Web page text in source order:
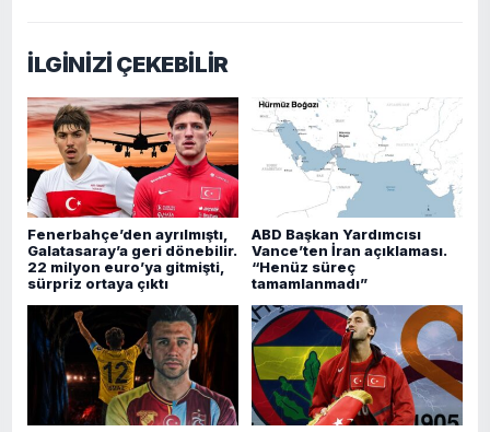
İLGİNİZİ ÇEKEBİLİR
Fenerbahçe’den ayrılmıştı,
Galatasaray’a geri dönebilir.
22 milyon euro’ya gitmişti,
sürpriz ortaya çıktı
ABD Başkan Yardımcısı
Vance’ten İran açıklaması.
“Henüz süreç
tamamlanmadı”